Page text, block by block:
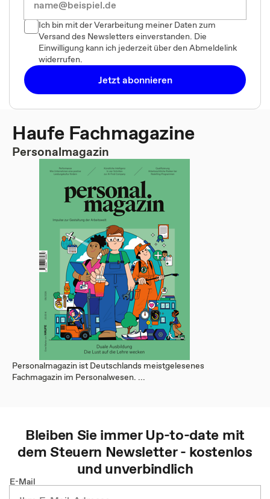
Ich bin mit der Verarbeitung meiner Daten zum
Versand des Newsletters einverstanden. Die
Einwilligung kann ich jederzeit über den Abmeldelink
widerrufen.
Jetzt abonnieren
Haufe Fachmagazine
Personalmagazin
Personalmagazin ist Deutschlands meistgelesenes
Fachmagazin im Personalwesen. ...
Bleiben Sie immer Up-to-date mit
demSteuern Newsletter - kostenlos
und unverbindlich
E-Mail